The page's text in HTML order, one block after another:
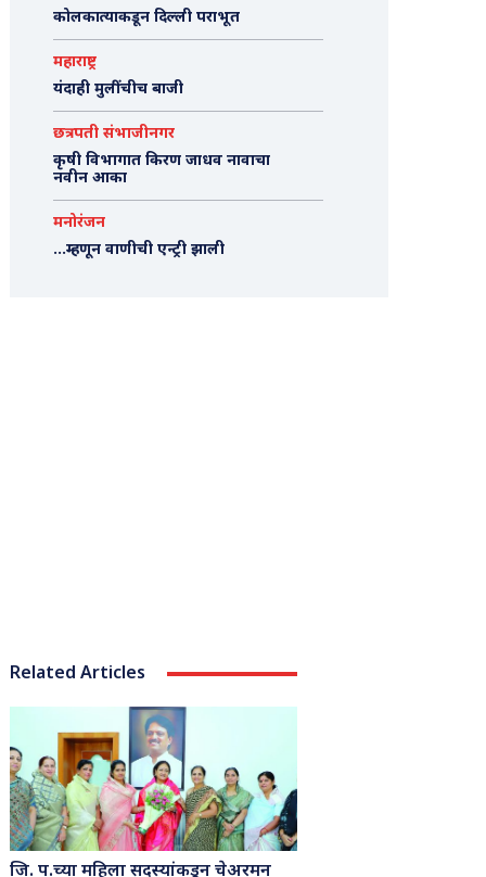
कोलकात्याकडून दिल्ली पराभूत
महाराष्ट्र
यंदाही मुलींचीच बाजी
छत्रपती संभाजीनगर
कृषी विभागात किरण जाधव नावाचा
नवीन आका
मनोरंजन
…म्हणून वाणीची एन्ट्री झाली
Related Articles
जि. प.च्या महिला सदस्यांकडून चेअरमन